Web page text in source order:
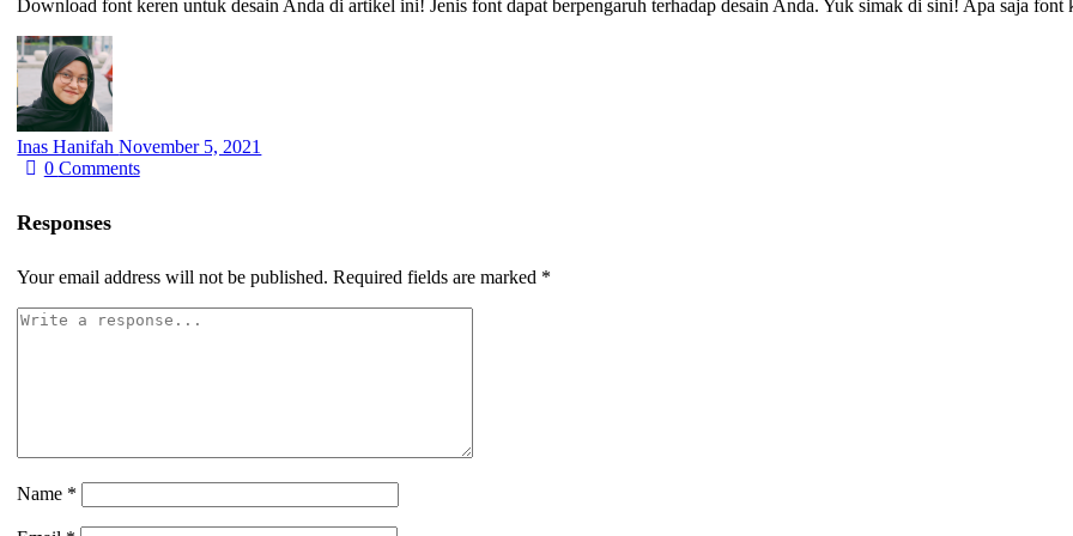
Download font keren untuk desain Anda di artikel ini! Jenis font dapat berpengaruh terhadap desain Anda. Yuk simak di sini! Apa saja
Inas HanifahNovember 5, 2021
0 Comments
Responses
Your email address will not be published. Required fields are marked *
Name *